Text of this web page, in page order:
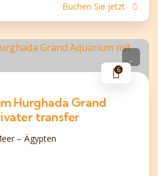
Buchen Sie jetzt
6
Hurghada Grand
transfer
– Ägypten